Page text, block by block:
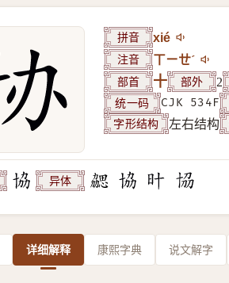
拼音 xié
注音 ㄒㄧㄝˊ
部首 十 部外 2
统一码 CJK 534F
字形结构 左右结构
异体
详细解释 康熙字典 说文解字